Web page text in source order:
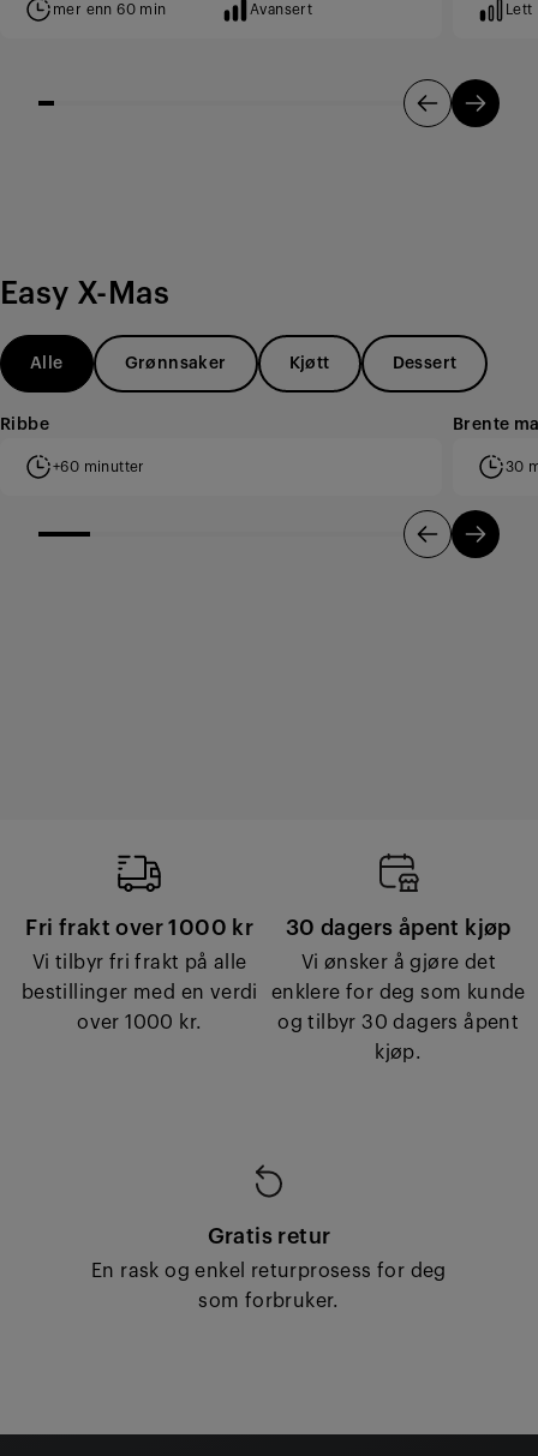
mer enn 60 min Avansert Lett
Easy X-Mas
Alle Grønnsaker Kjøtt Dessert
Ribbe
+60 minutter
Brente
30
Fri frakt over 1000 kr
Vi tilbyr fri frakt på alle
bestillinger med en verdi
over 1000 kr.
30 dagers åpent kjøp
Vi ønsker å gjøre det
enklere for deg som kunde
og tilbyr 30 dagers åpent
kjøp.
Gratis retur
En rask og enkel returprosess for deg
som forbruker.